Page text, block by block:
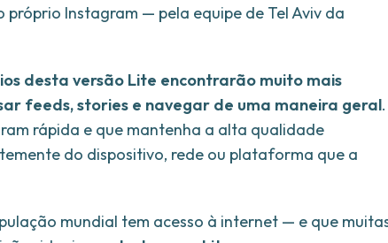
Instagram — pela equipe de Tel Aviv da
desta versão Lite encontrarão muito mais
feeds, stories e navegar de uma maneira geral.
rápida e que mantenha a alta qualidade
do dispositivo, rede ou plataforma que a
mundial tem acesso à internet — e que